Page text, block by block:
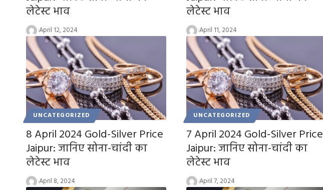
लेटेस्ट भाव
April 12, 2024
लेटेस्ट भाव
April 11, 2024
UNCATEGORIZED
8 April 2024 Gold-Silver Price
Jaipur: जानिए सोना-चांदी का
लेटेस्ट भाव
April 8, 2024
UNCATEGORIZED
7 April 2024 Gold-Silver Price
Jaipur: जानिए सोना-चांदी का
लेटेस्ट भाव
April 7, 2024